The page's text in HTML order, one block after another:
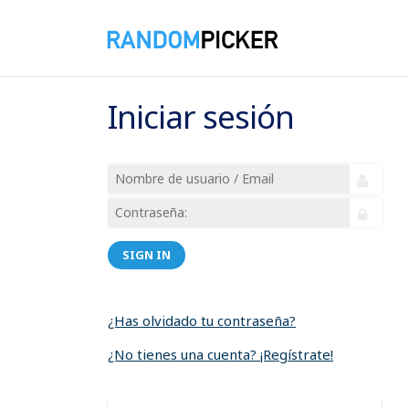
Iniciar sesión
SIGN IN
¿Has olvidado tu contraseña?
¿No tienes una cuenta? ¡Regístrate!